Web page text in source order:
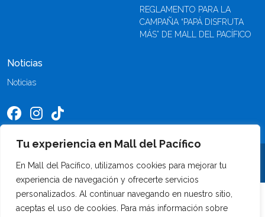
Tu experiencia en Mall del Pacífico
En Mall del Pacífico, utilizamos cookies para mejorar tu
experiencia de navegación y ofrecerte servicios
personalizados. Al continuar navegando en nuestro sitio,
aceptas el uso de cookies. Para más información sobre
REGLAMENTO PARA LA
CAMPAÑA “PAPÁ DISFRUTA
MÁS” DE MALL DEL PACÍFICO
Noticias
Noticias
©2026 Mall del Pacífico. Todos los derechos reservados